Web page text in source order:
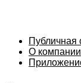
Публичная
О компании